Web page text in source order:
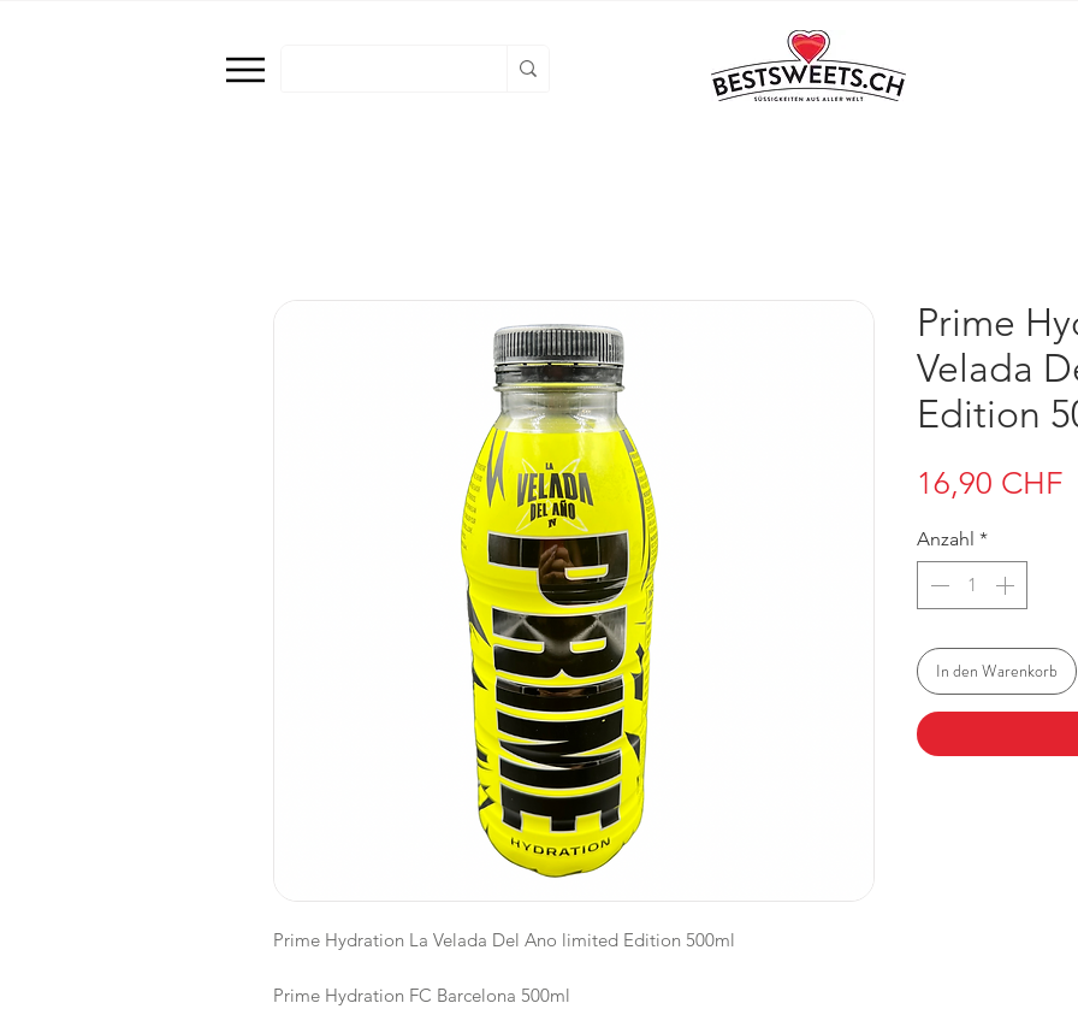
Prime Hydration La Velada Del Ano limited Edition 500ml
Prime Hydration FC Barcelona 500ml
Prime
Velada
Edition
16,90 CHF
Anzahl *
In den Warenkorb